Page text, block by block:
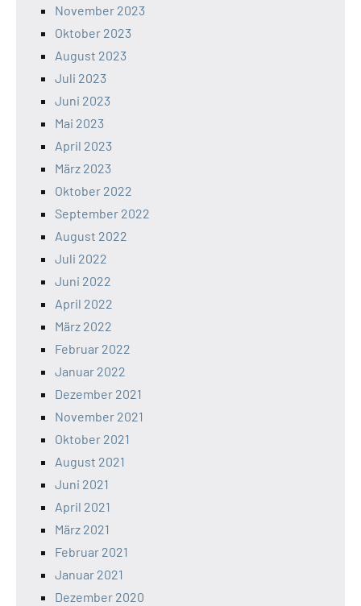
November 2023
Oktober 2023
August 2023
Juli 2023
Juni 2023
Mai 2023
April 2023
März 2023
Oktober 2022
September 2022
August 2022
Juli 2022
Juni 2022
April 2022
März 2022
Februar 2022
Januar 2022
Dezember 2021
November 2021
Oktober 2021
August 2021
Juni 2021
April 2021
März 2021
Februar 2021
Januar 2021
Dezember 2020